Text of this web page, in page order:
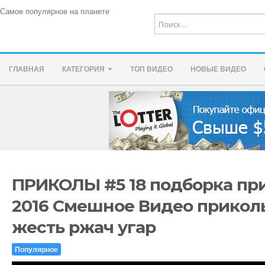
Самое популярное на планете
ГЛАВНАЯ КАТЕГОРИЯ ТОП ВИДЕО НОВЫЕ ВИДЕО
ПРИКОЛЫ #5 18 подборка
2016 Смешное Видео
жесть ржач угар
Популярное